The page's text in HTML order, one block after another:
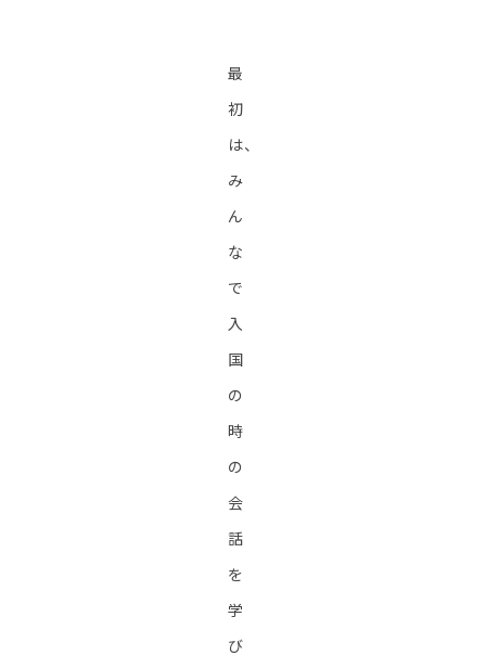
最
初
は、
み
ん
な
で
入
国
の
時
の
会
話
を
学
び